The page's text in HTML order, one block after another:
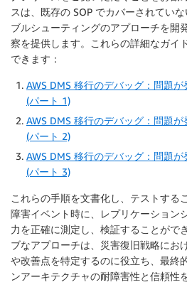
スは、既存の SOP でカバーされてい
ブルシューティングのアプローチを開
察を提供します。これらの詳細なガイ
できます：
AWS DMS 移行のデバッグ：問題
(パート 1)
AWS DMS 移行のデバッグ：問題
(パート 2)
AWS DMS 移行のデバッグ：問題
(パート 3)
これらの手順を文書化し、テストする
障害イベント時に、レプリケーション
力を正確に測定し、検証することがで
ブなアプローチは、災害復旧戦略にお
や改善点を特定するのに役立ち、最終
ンアーキテクチャの耐障害性と信頼性